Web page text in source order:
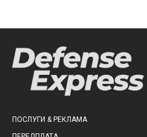
ПОСЛУГИ & РЕКЛАМА